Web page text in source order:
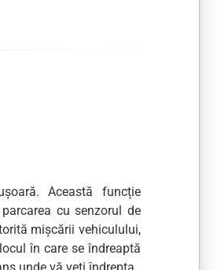
Această funcție
cu senzorul de
mișcării vehiculului,
în care se îndreaptă